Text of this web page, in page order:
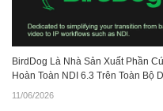
BirdDog Là Nhà Sản Xuất Phần
Hoàn Toàn NDI 6.3 Trên Toàn Bộ
11/06/2026